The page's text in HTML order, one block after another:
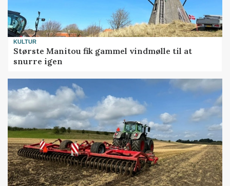
KULTUR
Største Manitou fik gammel vindmølle til at
snurre igen